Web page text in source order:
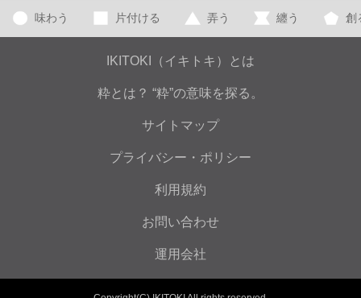
味わう 片付ける 弄う 纏う 創
IKITOKI（イキトキ）とは
粋とは？ “粋”の意味を探る。
サイトマップ
プライバシー・ポリシー
利用規約
お問い合わせ
運用会社